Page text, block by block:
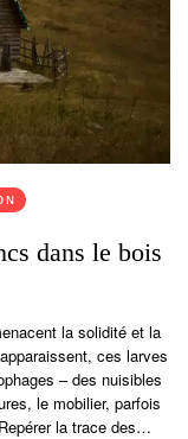
dans le bois
la solidité et la
ces larves
– des nuisibles
le mobilier, parfois
la trace des…